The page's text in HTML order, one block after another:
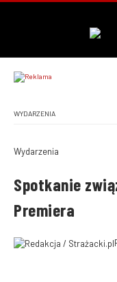
WYDARZENIA
Wydarzenia
Spotkanie
Premiera